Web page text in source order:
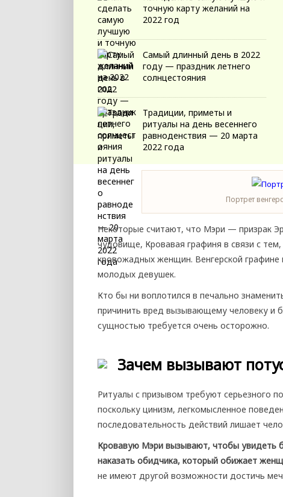
точную карту желаний на
2022 год
Самый длинный день в 2022
году — праздник летнего
солнцестояния
Традиции, приметы и
ритуалы на день весеннего
равноденствия — 20 марта
2022 года
Портрет
Некоторые считают, что Мэри — призрак
чудовище, Кровавая графиня в связи с
кровожадных женщин. Венгерской графине
молодых девушек.
Кто бы ни воплотился в печально
причинить вред вызывающему человеку и
сущностью требуется очень осторожно.
Зачем вызывают
Ритуалы с призывом требуют серьезного
поскольку цинизм, легкомысленное
последовательность действий лишает
Кровавую Мэри вызывают, чтобы увидеть
наказать обидчика, который обижает
не имеют другой возможности достичь